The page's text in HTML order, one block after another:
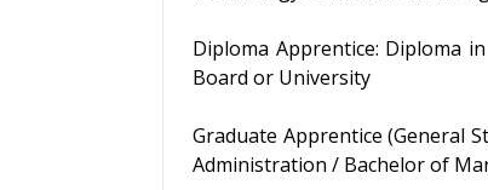
Diploma Apprentice: Diploma
Board or University
Graduate Apprentice (General
Administration / Bachelor of